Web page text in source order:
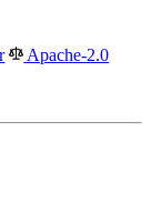
Apache-2.0